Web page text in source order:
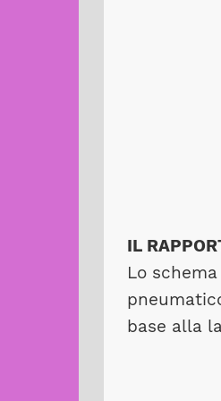
IL
Lo
base alla